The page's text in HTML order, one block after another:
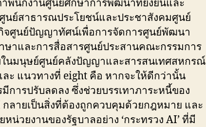
พนักงานศูนย์ศึกษาการพัฒนาที่ยั่งยืนและ
นย์สาธารณประโยชน์และประชาสังคมศูนย์
จศูนย์ปัญญาทัศน์เพื่อการจัดการศูนย์พัฒนา
ษาและการสื่อสารศูนย์ประสานคณะกรรมการ
ในมนุษย์ศูนย์คลังปัญญาและสารสนเทศสหกรณ์
ะ แนวทางที่ eight คือ หากจะให้ดีกว่านั้น
การปรับลดลง ซึ่งช่วยบรรเทาภาระหนี้ของ
กลายเป็นสิ่งที่ต้องถูกควบคุมด้วยกฎหมาย และ
น่วยงานของรัฐบาลอย่าง ‘กระทรวง AI’ ที่มี